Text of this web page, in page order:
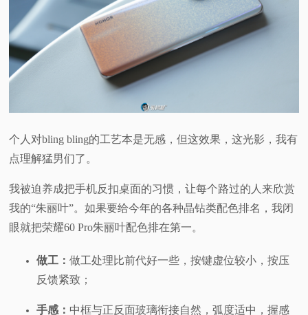
个人对bling bling的工艺本是无感，但这效果，这光影，我有
点理解猛男们了。
我被迫养成把手机反扣桌面的习惯，让每个路过的人来欣赏
我的“朱丽叶”。如果要给今年的各种晶钻类配色排名，我闭
眼就把荣耀60 Pro朱丽叶配色排在第一。
做工：做工处理比前代好一些，按键虚位较小，按压
反馈紧致；
手感： 中框与正反面玻璃衔接自然，弧度适中，握感